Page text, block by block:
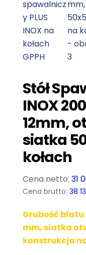
Stół
INOX
12mm,
siatka
kołach
31
Cena brutto: 38
Grubość blatu
mm, siatka
konstrukcja